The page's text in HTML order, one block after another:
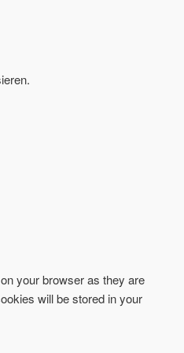
your browser as they are
will be stored in your